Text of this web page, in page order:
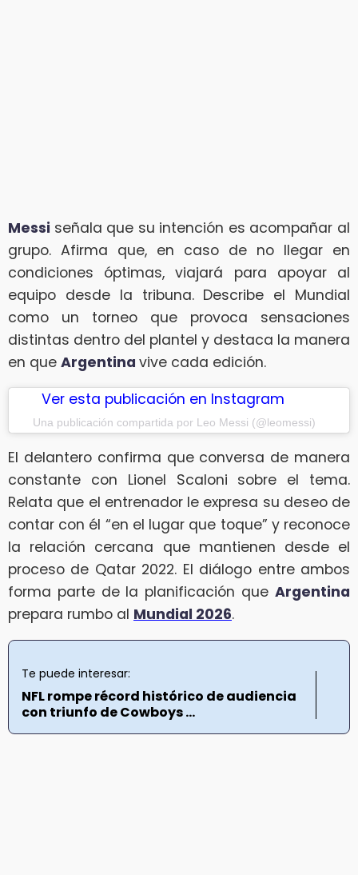
Messi señala que su intención es acompañar al
grupo. Afirma que, en caso de no llegar en
condiciones óptimas, viajará para apoyar al
equipo desde la tribuna. Describe el Mundial
como un torneo que provoca sensaciones
distintas dentro del plantel y destaca la manera
en que Argentina vive cada edición.
Ver esta publicación en Instagram
Una publicación compartida por Leo Messi (@leomessi)
El delantero confirma que conversa de manera
constante con Lionel Scaloni sobre el tema.
Relata que el entrenador le expresa su deseo de
contar con él “en el lugar que toque” y reconoce
la relación cercana que mantienen desde el
proceso de Qatar 2022. El diálogo entre ambos
forma parte de la planificación que Argentina
prepara rumbo al Mundial 2026.
Te puede interesar:
NFL rompe récord histórico de audiencia
con triunfo de Cowboys ...